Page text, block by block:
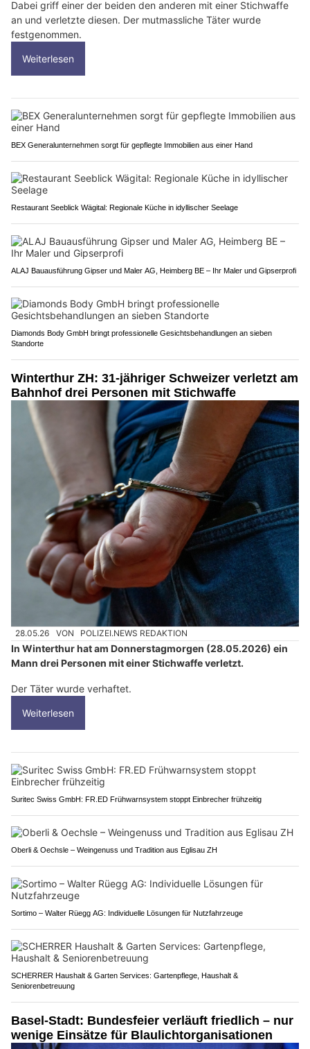
Dabei griff einer der beiden den anderen mit einer Stichwaffe
an und verletzte diesen. Der mutmassliche Täter wurde
festgenommen.
Weiterlesen
BEX Generalunternehmen sorgt für gepflegte Immobilien aus einer Hand
Restaurant Seeblick Wägital: Regionale Küche in idyllischer Seelage
ALAJ Bauausführung Gipser und Maler AG, Heimberg BE – Ihr Maler und Gipserprofi
Diamonds Body GmbH bringt professionelle Gesichtsbehandlungen an sieben
Standorte
Winterthur ZH: 31-jähriger Schweizer verletzt am
Bahnhof drei Personen mit Stichwaffe
28.05.26 VON POLIZEI.NEWS REDAKTION
In Winterthur hat am Donnerstagmorgen (28.05.2026) ein
Mann drei Personen mit einer Stichwaffe verletzt.
Der Täter wurde verhaftet.
Weiterlesen
Suritec Swiss GmbH: FR.ED Frühwarnsystem stoppt Einbrecher frühzeitig
Oberli & Oechsle – Weingenuss und Tradition aus Eglisau ZH
Sortimo – Walter Rüegg AG: Individuelle Lösungen für Nutzfahrzeuge
SCHERRER Haushalt & Garten Services: Gartenpflege, Haushalt &
Seniorenbetreuung
Basel-Stadt: Bundesfeier verläuft friedlich – nur
wenige Einsätze für Blaulichtorganisationen